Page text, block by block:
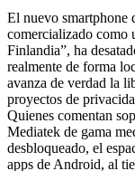
El nuevo smartphone
comercializado como
Finlandia”, ha
realmente de forma
avanza de verdad la
proyectos de
Quienes comentan
Mediatek de gama
desbloqueado, el
apps de Android, al